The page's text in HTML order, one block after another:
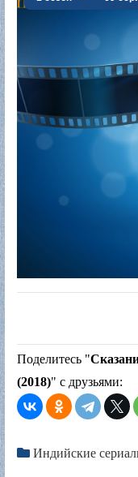
Поделитесь "
(2018)" с друзьями:
Индийские